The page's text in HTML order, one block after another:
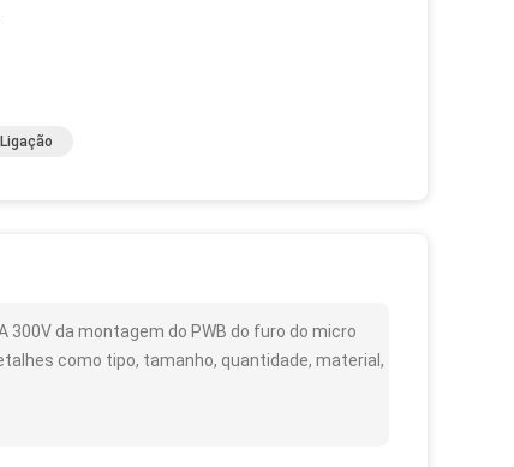
da montagem do PWB do furo do micro
como tipo, tamanho, quantidade, material,